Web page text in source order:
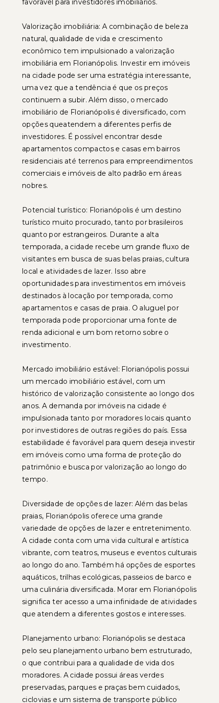
favorável para investidores imobiliários.
Valorização imobiliária: A combinação de beleza
natural, qualidade de vida e crescimento
econômico tem impulsionado a valorização
imobiliária em Florianópolis. Investir em imóveis
na cidade pode ser uma estratégia interessante,
uma vez que a tendência é que os preços
continuem a subir. Além disso, o mercado
imobiliário de Florianópolis é diversificado, com
opções queatendem a diferentes perfis de
investidores. É possível encontrar desde
apartamentos compactos e casas em bairros
residenciais até terrenos para empreendimentos
comerciais e imóveis de alto padrão em áreas
nobres.
Potencial turístico: Florianópolis é um destino
turístico muito procurado, tanto por brasileiros
quanto por estrangeiros. Durante a alta
temporada, a cidade recebe um grande fluxo de
visitantes em busca de suas belas praias, cultura
local e atividades de lazer. Isso abre
oportunidades para investimentos em imóveis
destinados à locação por temporada, como
apartamentos e casas de praia. O aluguel por
temporada pode proporcionar uma fonte de
renda adicional e um bom retorno sobre o
investimento.
Mercado imobiliário estável: Florianópolis possui
um mercado imobiliário estável, com um
histórico de valorização consistente ao longo dos
anos. A demanda por imóveis na cidade é
impulsionada tanto por moradores locais quanto
por investidores de outras regiões do país. Essa
estabilidade é favorável para quem deseja investir
em imóveis como uma forma de proteção do
patrimônio e busca por valorização ao longo do
tempo.
Diversidade de opções de lazer: Além das belas
praias, Florianópolis oferece uma grande
variedade de opções de lazer e entretenimento.
A cidade conta com uma vida cultural e artística
vibrante, com teatros, museus e eventos culturais
ao longo do ano. Também há opções de esportes
aquáticos, trilhas ecológicas, passeios de barco e
uma culinária diversificada. Morar em Florianópolis
significa ter acesso a uma infinidade de atividades
que atendem a diferentes gostos e interesses.
Planejamento urbano: Florianópolis se destaca
pelo seu planejamento urbano bem estruturado,
o que contribui para a qualidade de vida dos
moradores. A cidade possui áreas verdes
preservadas, parques e praças bem cuidados,
ciclovias e um sistema de transporte público